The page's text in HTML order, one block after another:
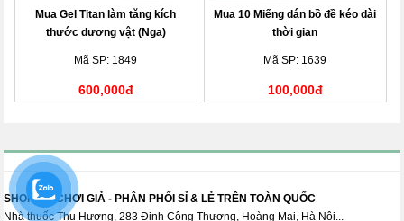
Mua Gel Titan làm tăng kích
thước dương vật (Nga)
Mã SP: 1849
600,000đ
Mua 10 Miếng dán bồ đề kéo dài
thời gian
Mã SP: 1639
100,000đ
SHOP ĐỒ CHƠI GIẢ - PHÂN PHỐI SỈ & LẺ TRÊN TOÀN QUỐC
Nhà thuốc Thu Hương, 283 Định Công Thượng, Hoàng Mai, Hà Nội...